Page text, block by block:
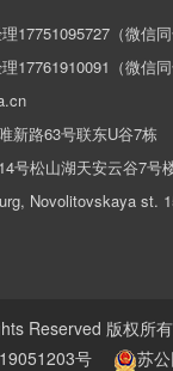
17751095727（微信同
17761910091（微信同
新路63号联东U谷7栋
号松山湖天安云谷7号
Novolitovskaya st.
Reserved 版权所
号 苏